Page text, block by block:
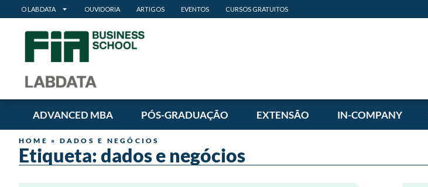
O LABDATA OUVIDORIA ARTIGOS EVENTOS CURSOS GRATUITOS
ADVANCED MBA PÓS-GRADUAÇÃO EXTENSÃO IN-COMPANY
HOME » DADOS E NEGÓCIOS
Etiqueta: dados e negócios